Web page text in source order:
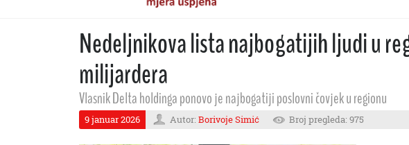
Nedeljnikova lista najbogatijih ljudi u
milijardera
Vlasnik Delta holdinga ponovo je najbogatiji poslovni čovjek u regionu
9 januar 2026 Autor: Borivoje Simić Broj pregleda: 975